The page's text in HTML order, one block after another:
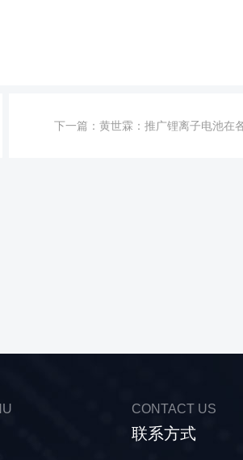
下一篇：黄世霖：推广锂离子电池在
CONTACT US
联系方式